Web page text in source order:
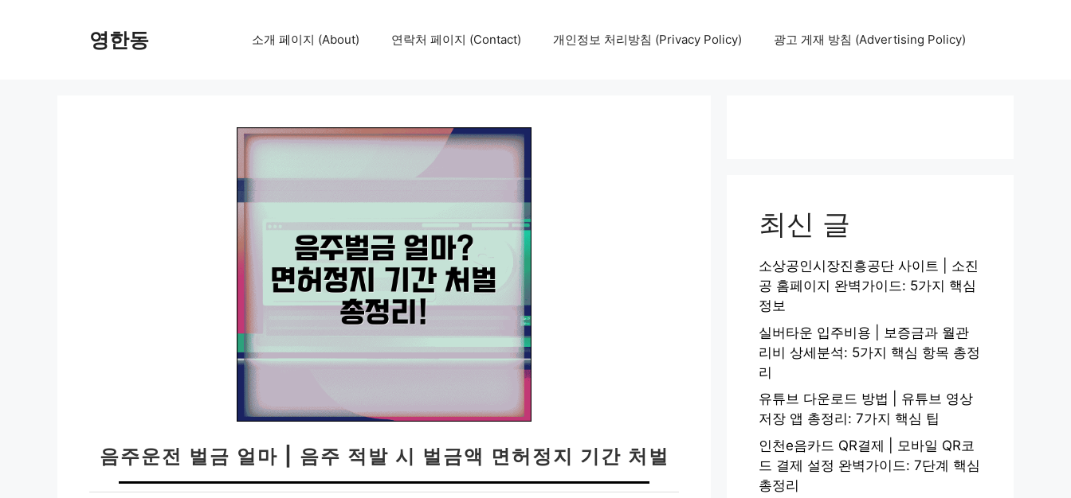
영한동 소개 페이지 (About) 연락처 페이지 (Contact) 개인정보 처리방침 (Privacy Policy) 광고 게재 방침 (Advertising Policy)
음주운전 벌금 얼마 | 음주 적발 시 벌금액 면허정지 기간 처벌
최신 글
소상공인시장진흥공단 사이트 | 소진
공 홈페이지 완벽가이드: 5가지 핵심
정보
실버타운 입주비용 | 보증금과 월관
리비 상세분석: 5가지 핵심 항목 총정
리
유튜브 다운로드 방법 | 유튜브 영상
저장 앱 총정리: 7가지 핵심 팁
인천e음카드 QR결제 | 모바일 QR코
드 결제 설정 완벽가이드: 7단계 핵심
총정리